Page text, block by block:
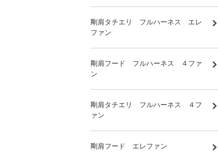
剛肩タチエリ フルハーネス エレ
ファン
剛肩フード フルハーネス ４ファ
ン
剛肩タチエリ フルハーネス ４フ
ァン
剛肩フード エレファン